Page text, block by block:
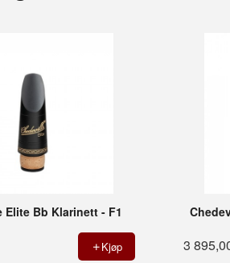
Elite Bb Klarinett - F1
Kjøp 3